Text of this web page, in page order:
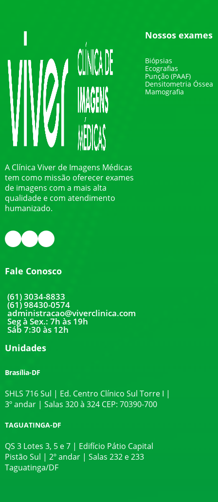
A Clínica Viver de Imagens Médicas
tem como missão oferecer exames
de imagens com a mais alta
qualidade e com atendimento
humanizado.
Nossos exames
Biópsias
Ecografias
Punção (PAAF)
Densitometria Óssea
Mamografia
Fale Conosco
(61) 3034-8833
(61) 98430-0574
administracao@viverclinica.com
Seg à Sex.: 7h às 19h
Sáb 7:30 às 12h
Unidades
Brasília-DF
SHLS 716 Sul | Ed. Centro Clínico Sul Torre I |
3º andar | Salas 320 à 324 CEP: 70390-700
TAGUATINGA-DF
QS 3 Lotes 3, 5 e 7 | Edifício Pátio Capital
Pistão Sul | 2º andar | Salas 232 e 233
Taguatinga/DF